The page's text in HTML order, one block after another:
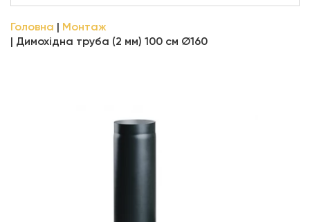
Головна
Монтаж
Димохідна труба (2 мм) 100 см Ø160